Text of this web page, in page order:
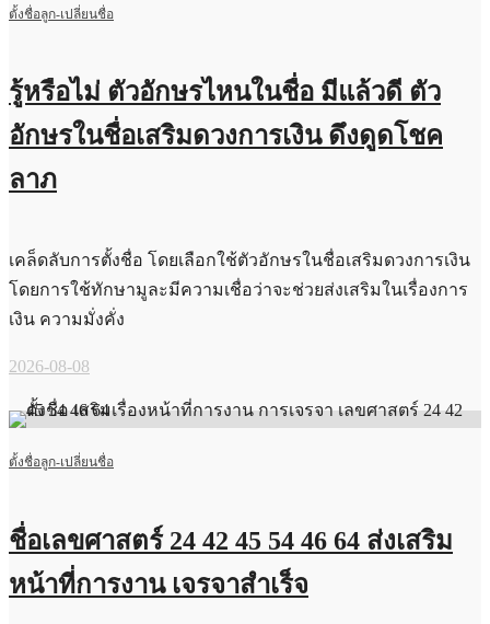
ตั้งชื่อลูก-เปลี่ยนชื่อ
รู้หรือไม่ ตัวอักษรไหนในชื่อ มีแล้วดี ตัว
อักษรในชื่อเสริมดวงการเงิน ดึงดูดโชค
ลาภ
เคล็ดลับการตั้งชื่อ โดยเลือกใช้ตัวอักษรในชื่อเสริมดวงการเงิน
โดยการใช้ทักษามูละมีความเชื่อว่าจะช่วยส่งเสริมในเรื่องการ
เงิน ความมั่งคั่ง
2026-08-08
ตั้งชื่อลูก-เปลี่ยนชื่อ
ชื่อเลขศาสตร์ 24 42 45 54 46 64 ส่งเสริม
หน้าที่การงาน เจรจาสำเร็จ